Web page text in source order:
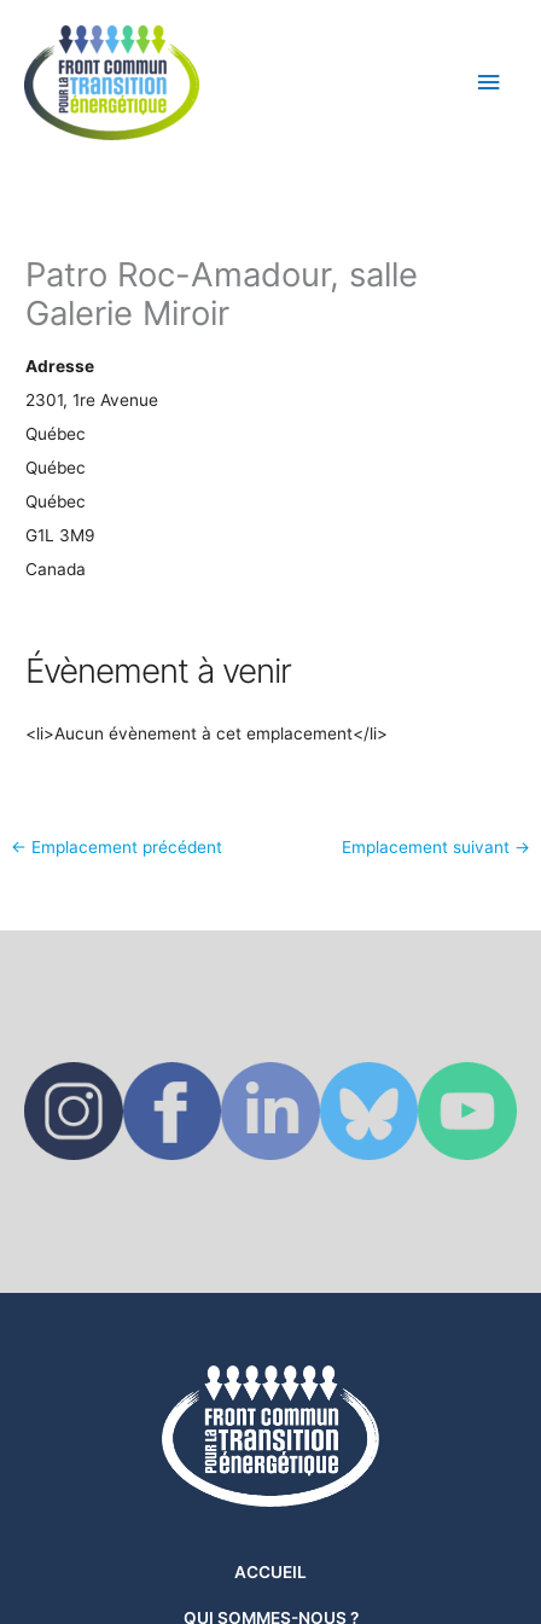
contenu
Patro Roc-Amadour, salle
Galerie Miroir
Adresse
2301, 1re Avenue
Québec
Québec
Québec
G1L 3M9
Canada
Évènement à venir
<li>Aucun évènement à cet emplacement</li>
← Emplacement précédent Emplacement suivant →
ACCUEIL
QUI SOMMES-NOUS ?